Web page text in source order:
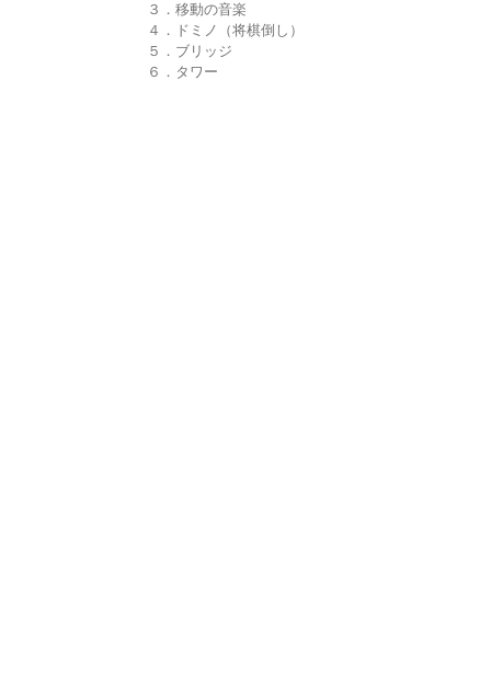
３．移動の音楽
４．ドミノ（将棋倒し）
５．ブリッジ
６．タワー